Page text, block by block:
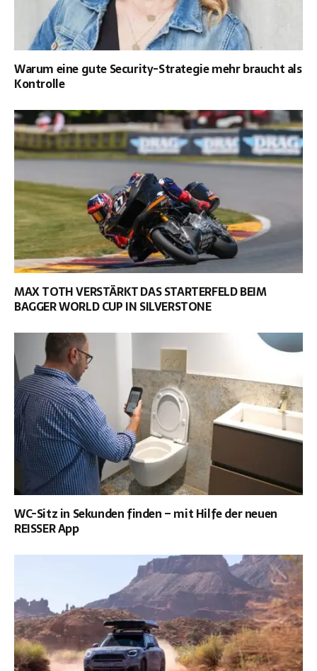
Warum eine gute Security-Strategie mehr braucht als
Kontrolle
MAX TOTH VERSTÄRKT DAS STARTERFELD BEIM
BAGGER WORLD CUP IN SILVERSTONE
WC-Sitz in Sekunden finden – mit Hilfe der neuen
REISSER App